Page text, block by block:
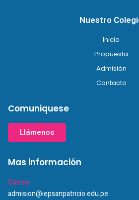
Nuestro
Inicio
Propuesta
Admisión
Contacto
Comuniquese
Llámenos
Mas información
Correo
admision@iepsanpatricio.edu.pe